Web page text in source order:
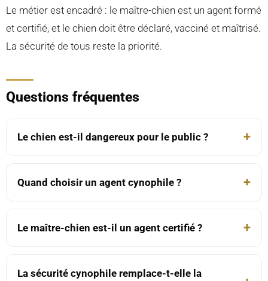
Le métier est encadré : le maître-chien est un agent formé
et certifié, et le chien doit être déclaré, vacciné et maîtrisé.
La sécurité de tous reste la priorité.
Questions fréquentes
Le chien est-il dangereux pour le public ?
Quand choisir un agent cynophile ?
Le maître-chien est-il un agent certifié ?
La sécurité cynophile remplace-t-elle la